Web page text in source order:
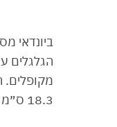
18.3 ס״מ עם חישוקי ״17).